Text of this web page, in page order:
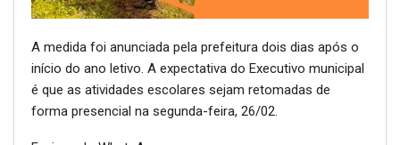
A medida foi anunciada pela prefeitura dois dias após o
início do ano letivo. A expectativa do Executivo municipal
é que as atividades escolares sejam retomadas de
forma presencial na segunda-feira, 26/02.